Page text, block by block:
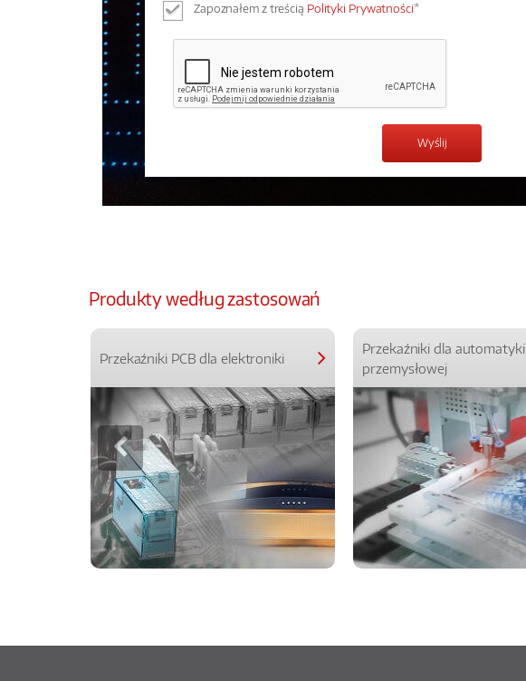
Zapoznałem z treścią Polityki Prywatności*
Produkty według zastosowań
Przekaźniki PCB dla elektroniki
Przekaźniki dla automatyki
przemysłowej